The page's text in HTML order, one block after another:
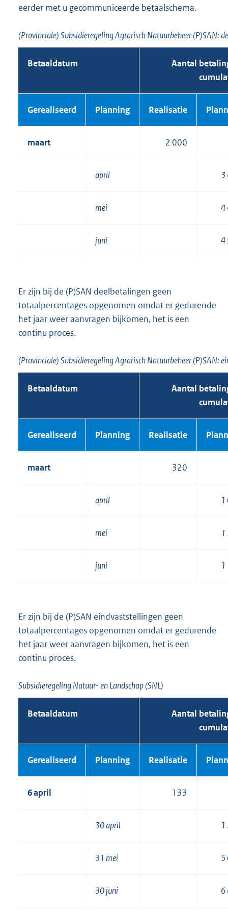
eerder met u gecommuniceerde betaalschema.
(Provinciale) Subsidieregeling Agrarisch Natuurbeheer (P)SAN:
Betaaldatum
Aantal
Gerealiseerd Planning Realisatie
maart 2 000
april 3
mei 4
juni 4
Er zijn bij de (P)SAN deelbetalingen geen
totaalpercentages opgenomen omdat er gedurende
het jaar weer aanvragen bijkomen, het is een
continu proces.
(Provinciale) Subsidieregeling Agrarisch Natuurbeheer (P)SAN:
Betaaldatum
Aantal
Gerealiseerd Planning Realisatie
maart 320
april 1
mei 1
juni 1
Er zijn bij de (P)SAN eindvaststellingen geen
totaalpercentages opgenomen omdat er gedurende
het jaar weer aanvragen bijkomen, het is een
continu proces.
Subsidieregeling Natuur- en Landschap (SNL)
Betaaldatum
Aantal
Gerealiseerd Planning Realisatie
6 april 133
30 april 1
31 mei 5
30 juni 6